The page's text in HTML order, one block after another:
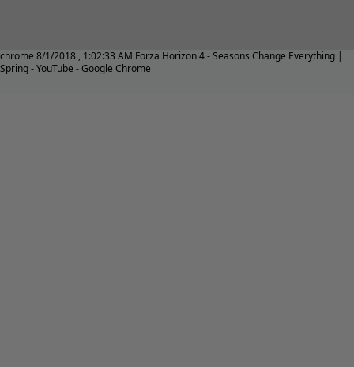
chrome 8/1/2018 , 1:02:33 AM Forza Horizon 4 - Seasons Change Everything |
Spring - YouTube - Google Chrome